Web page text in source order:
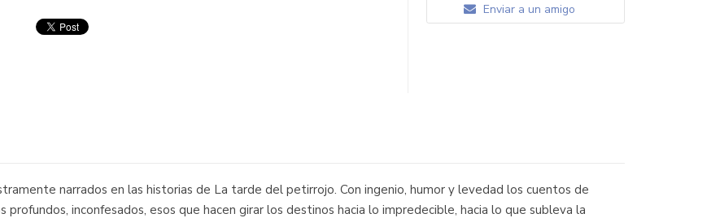
Enviar a un amigo
narrados en las historias de La tarde del petirrojo. Con ingenio, humor y levedad los cuentos de
inconfesados, esos que hacen girar los destinos hacia lo impredecible, hacia lo que subleva la